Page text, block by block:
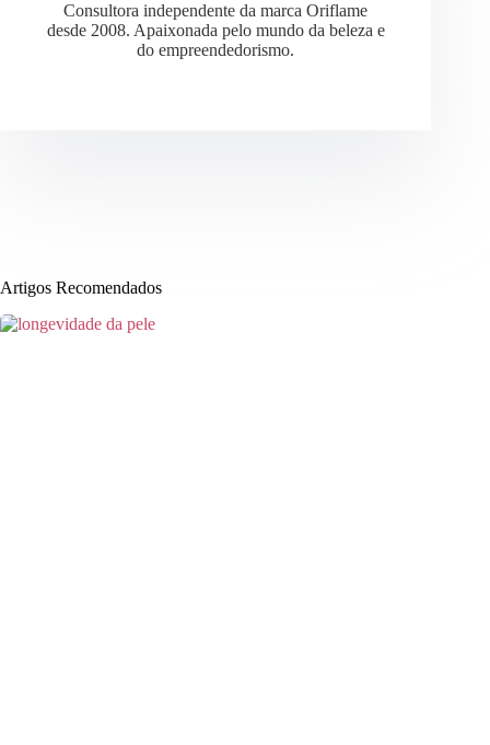
Consultora independente da marca Oriflame
desde 2008. Apaixonada pelo mundo da beleza e
do empreendedorismo.
Artigos Recomendados